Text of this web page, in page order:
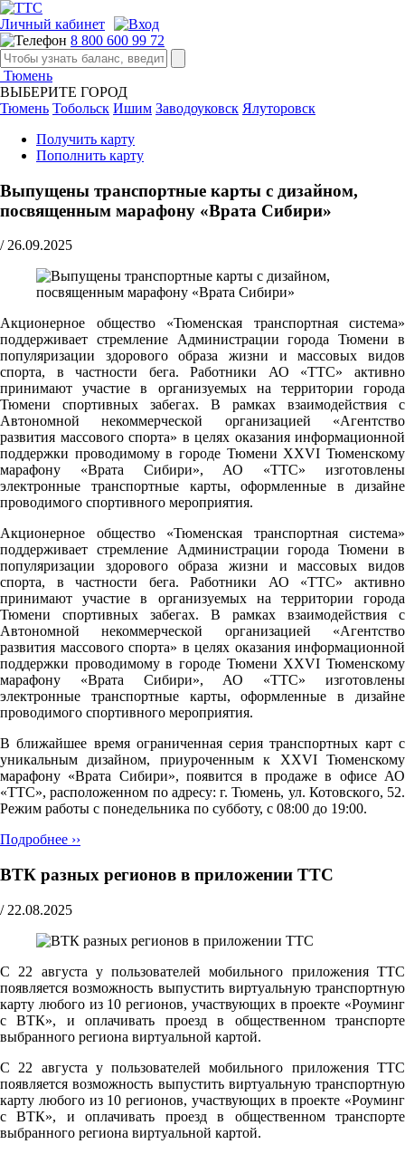
Личный кабинет
8 800 600 99 72
Тюмень
ВЫБЕРИТЕ ГОРОД
Тюмень Тобольск Ишим Заводоуковск Ялуторовск
Получить карту
Пополнить карту
Выпущены транспортные карты с дизайном,
посвященным марафону «Врата Сибири»
/ 26.09.2025
Акционерное общество «Тюменская транспортная система»
поддерживает стремление Администрации города Тюмени в
популяризации здорового образа жизни и массовых видов
спорта, в частности бега. Работники АО «ТТС» активно
принимают участие в организуемых на территории города
Тюмени спортивных забегах. В рамках взаимодействия с
Автономной некоммерческой организацией «Агентство
развития массового спорта» в целях оказания информационной
поддержки проводимому в городе Тюмени XXVI Тюменскому
марафону «Врата Сибири», АО «ТТС» изготовлены
электронные транспортные карты, оформленные в дизайне
проводимого спортивного мероприятия.
Акционерное общество «Тюменская транспортная система»
поддерживает стремление Администрации города Тюмени в
популяризации здорового образа жизни и массовых видов
спорта, в частности бега. Работники АО «ТТС» активно
принимают участие в организуемых на территории города
Тюмени спортивных забегах. В рамках взаимодействия с
Автономной некоммерческой организацией «Агентство
развития массового спорта» в целях оказания информационной
поддержки проводимому в городе Тюмени XXVI Тюменскому
марафону «Врата Сибири», АО «ТТС» изготовлены
электронные транспортные карты, оформленные в дизайне
проводимого спортивного мероприятия.
В ближайшее время ограниченная серия транспортных карт с
уникальным дизайном, приуроченным к XXVI Тюменскому
марафону «Врата Сибири», появится в продаже в офисе АО
«ТТС», расположенном по адресу: г. Тюмень, ул. Котовского, 52.
Pежим работы с понедельника по субботу, с 08:00 до 19:00.
Подробнее ››
ВТК разных регионов в приложении ТТС
/ 22.08.2025
С 22 августа у пользователей мобильного приложения ТТС
появляется возможность выпустить виртуальную транспортную
карту любого из 10 регионов, участвующих в проекте «Роуминг
с ВТК», и оплачивать проезд в общественном транспорте
выбранного региона виртуальной картой.
С 22 августа у пользователей мобильного приложения ТТС
появляется возможность выпустить виртуальную транспортную
карту любого из 10 регионов, участвующих в проекте «Роуминг
с ВТК», и оплачивать проезд в общественном транспорте
выбранного региона виртуальной картой.